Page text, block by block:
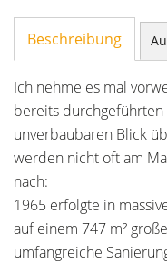
Beschreibung
Ich nehme es mal
bereits
unverbaubaren Blick
werden nicht oft am
nach:
1965 erfolgte in
auf einem 747 m²
umfangreiche